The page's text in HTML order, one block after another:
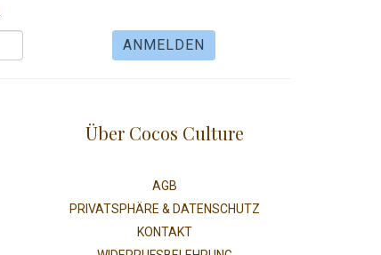
Über Cocos Culture
AGB
PRIVATSPHÄRE & DATENSCHUTZ
KONTAKT